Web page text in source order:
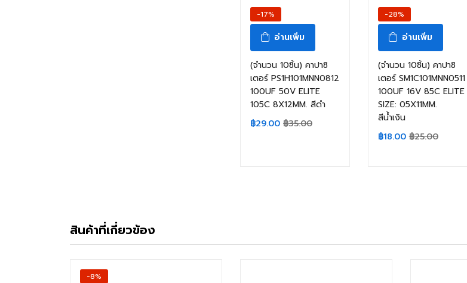
-17%
อ่านเพิ่ม
(จำนวน 10ชิ้น) คาปาซิ
เตอร์ PS1H101MNN0812
100UF 50V ELITE
105C 8X12MM. สีดำ
฿29.00 ฿35.00
-28%
อ่านเพิ่ม
(จำนวน 10ชิ้น) คาปาซิ
เตอร์ SM1C101MNN0511
100UF 16V 85C ELITE
SIZE: 05X11MM.
สีน้ำเงิน
฿18.00 ฿25.00
สินค้าที่เกี่ยวข้อง
-8%